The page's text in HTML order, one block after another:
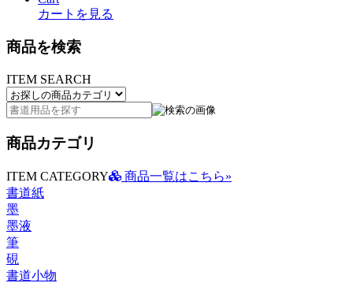
カートを見る
商品を検索
ITEM SEARCH
商品カテゴリ
ITEM CATEGORY
商品一覧はこちら»
書道紙
墨
墨液
筆
硯
書道小物